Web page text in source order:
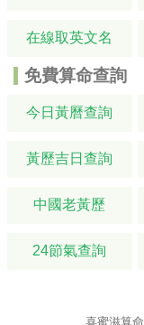
在線取英文名
免費算命查詢
今日黃曆查詢
黃歷吉日查詢
中國老黃歷
24節氣查詢
喜蜜滋算命